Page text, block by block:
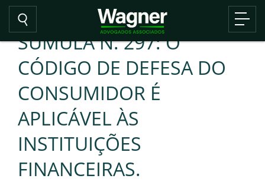
SÚMULA N. 297: O
CÓDIGO DE DEFESA DO
CONSUMIDOR É
APLICÁVEL ÀS
INSTITUIÇÕES
FINANCEIRAS.